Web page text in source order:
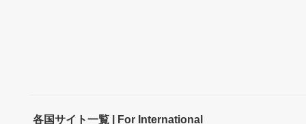
各国サイト一覧 | For International